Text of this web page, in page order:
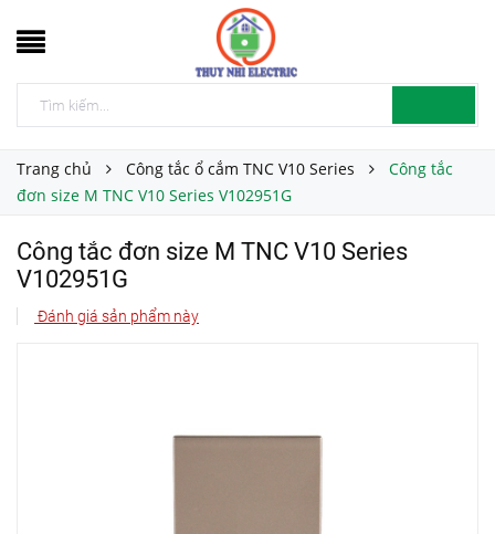
Trang chủ Công tắc ổ cắm TNC V10 Series
Công tắc
đơn size M TNC V10 Series V102951G
Công tắc đơn size M TNC V10 Series
V102951G
Đánh giá sản phẩm này